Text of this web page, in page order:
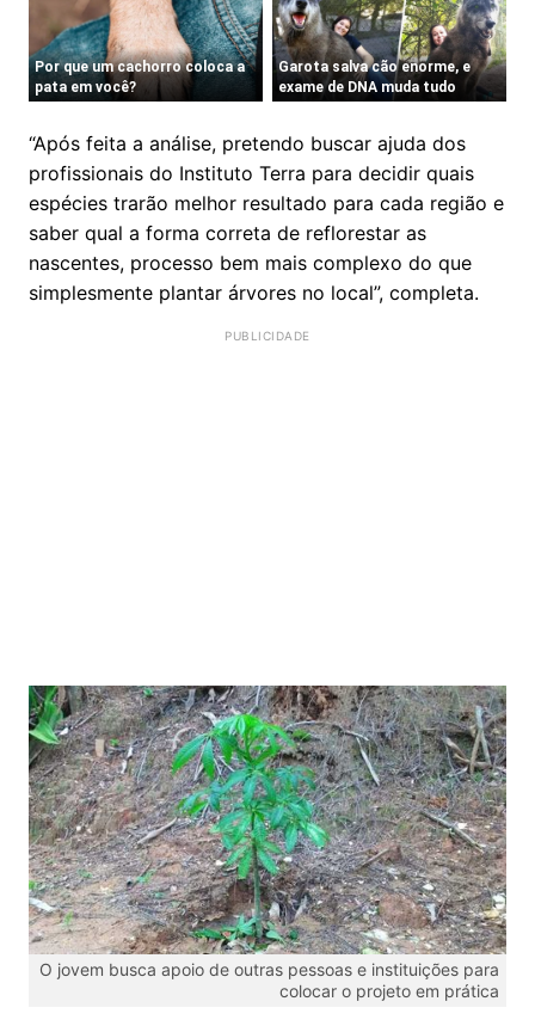
“Após feita a análise, pretendo buscar ajuda dos
profissionais do Instituto Terra para decidir quais
espécies trarão melhor resultado para cada região e
saber qual a forma correta de reflorestar as
nascentes, processo bem mais complexo do que
simplesmente plantar árvores no local”, completa.
O jovem busca apoio de outras pessoas e instituições para
colocar o projeto em prática